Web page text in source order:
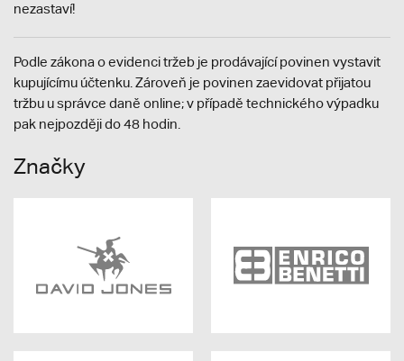
nezastaví!
Podle zákona o evidenci tržeb je prodávající povinen vystavit
kupujícímu účtenku. Zároveň je povinen zaevidovat přijatou
tržbu u správce daně online; v případě technického výpadku
pak nejpozději do 48 hodin.
Značky